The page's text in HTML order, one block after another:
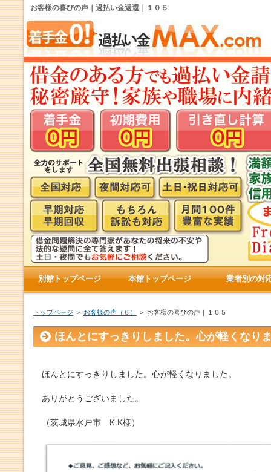
お客様の喜びの声｜過払い金返還｜１０５
トップページ ＞ お客様の声（６） ＞ お客様の喜びの声｜１０５
ほんとにすっきりしました。心が軽くなり
ほんとにすっきりしました。心が軽くなりました。
ありがとうございました。
（茨城県水戸市 K.K様）
別館トップページ 本館トップページ 業者別の対